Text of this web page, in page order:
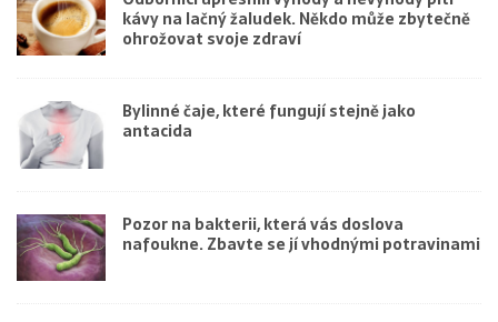
kávy na lačný žaludek. Někdo může zbytečně
ohrožovat svoje zdraví
Bylinné čaje, které fungují stejně jako
antacida
Pozor na bakterii, která vás doslova
nafoukne. Zbavte se jí vhodnými potravinami